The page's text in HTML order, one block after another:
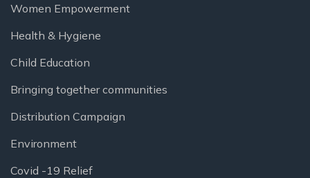
Women Empowerment
Health & Hygiene
Child Education
Bringing together communities
Distribution Campaign
Environment
Covid -19 Relief